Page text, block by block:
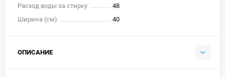
Расход воды за стирку
48
Ширина (см)
40
ОПИСАНИЕ